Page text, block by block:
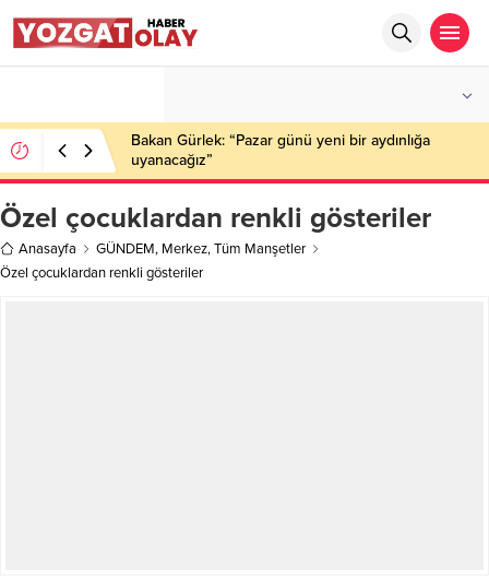
Bakan Gürlek: “Pazar günü yeni bir aydınlığa
uyanacağız”
Özel çocuklardan renkli gösteriler
Anasayfa GÜNDEM, Merkez,Tüm Manşetler
Özel çocuklardan renkli gösteriler